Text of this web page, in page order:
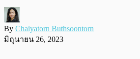
By Chaiyatorn Buthsoontorn
มิถุนายน 26, 2023